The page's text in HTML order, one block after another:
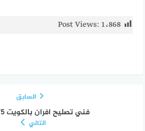
Post Views: 1٬868
السابق
فني تصليح افران بالكويت 92287575
التالي